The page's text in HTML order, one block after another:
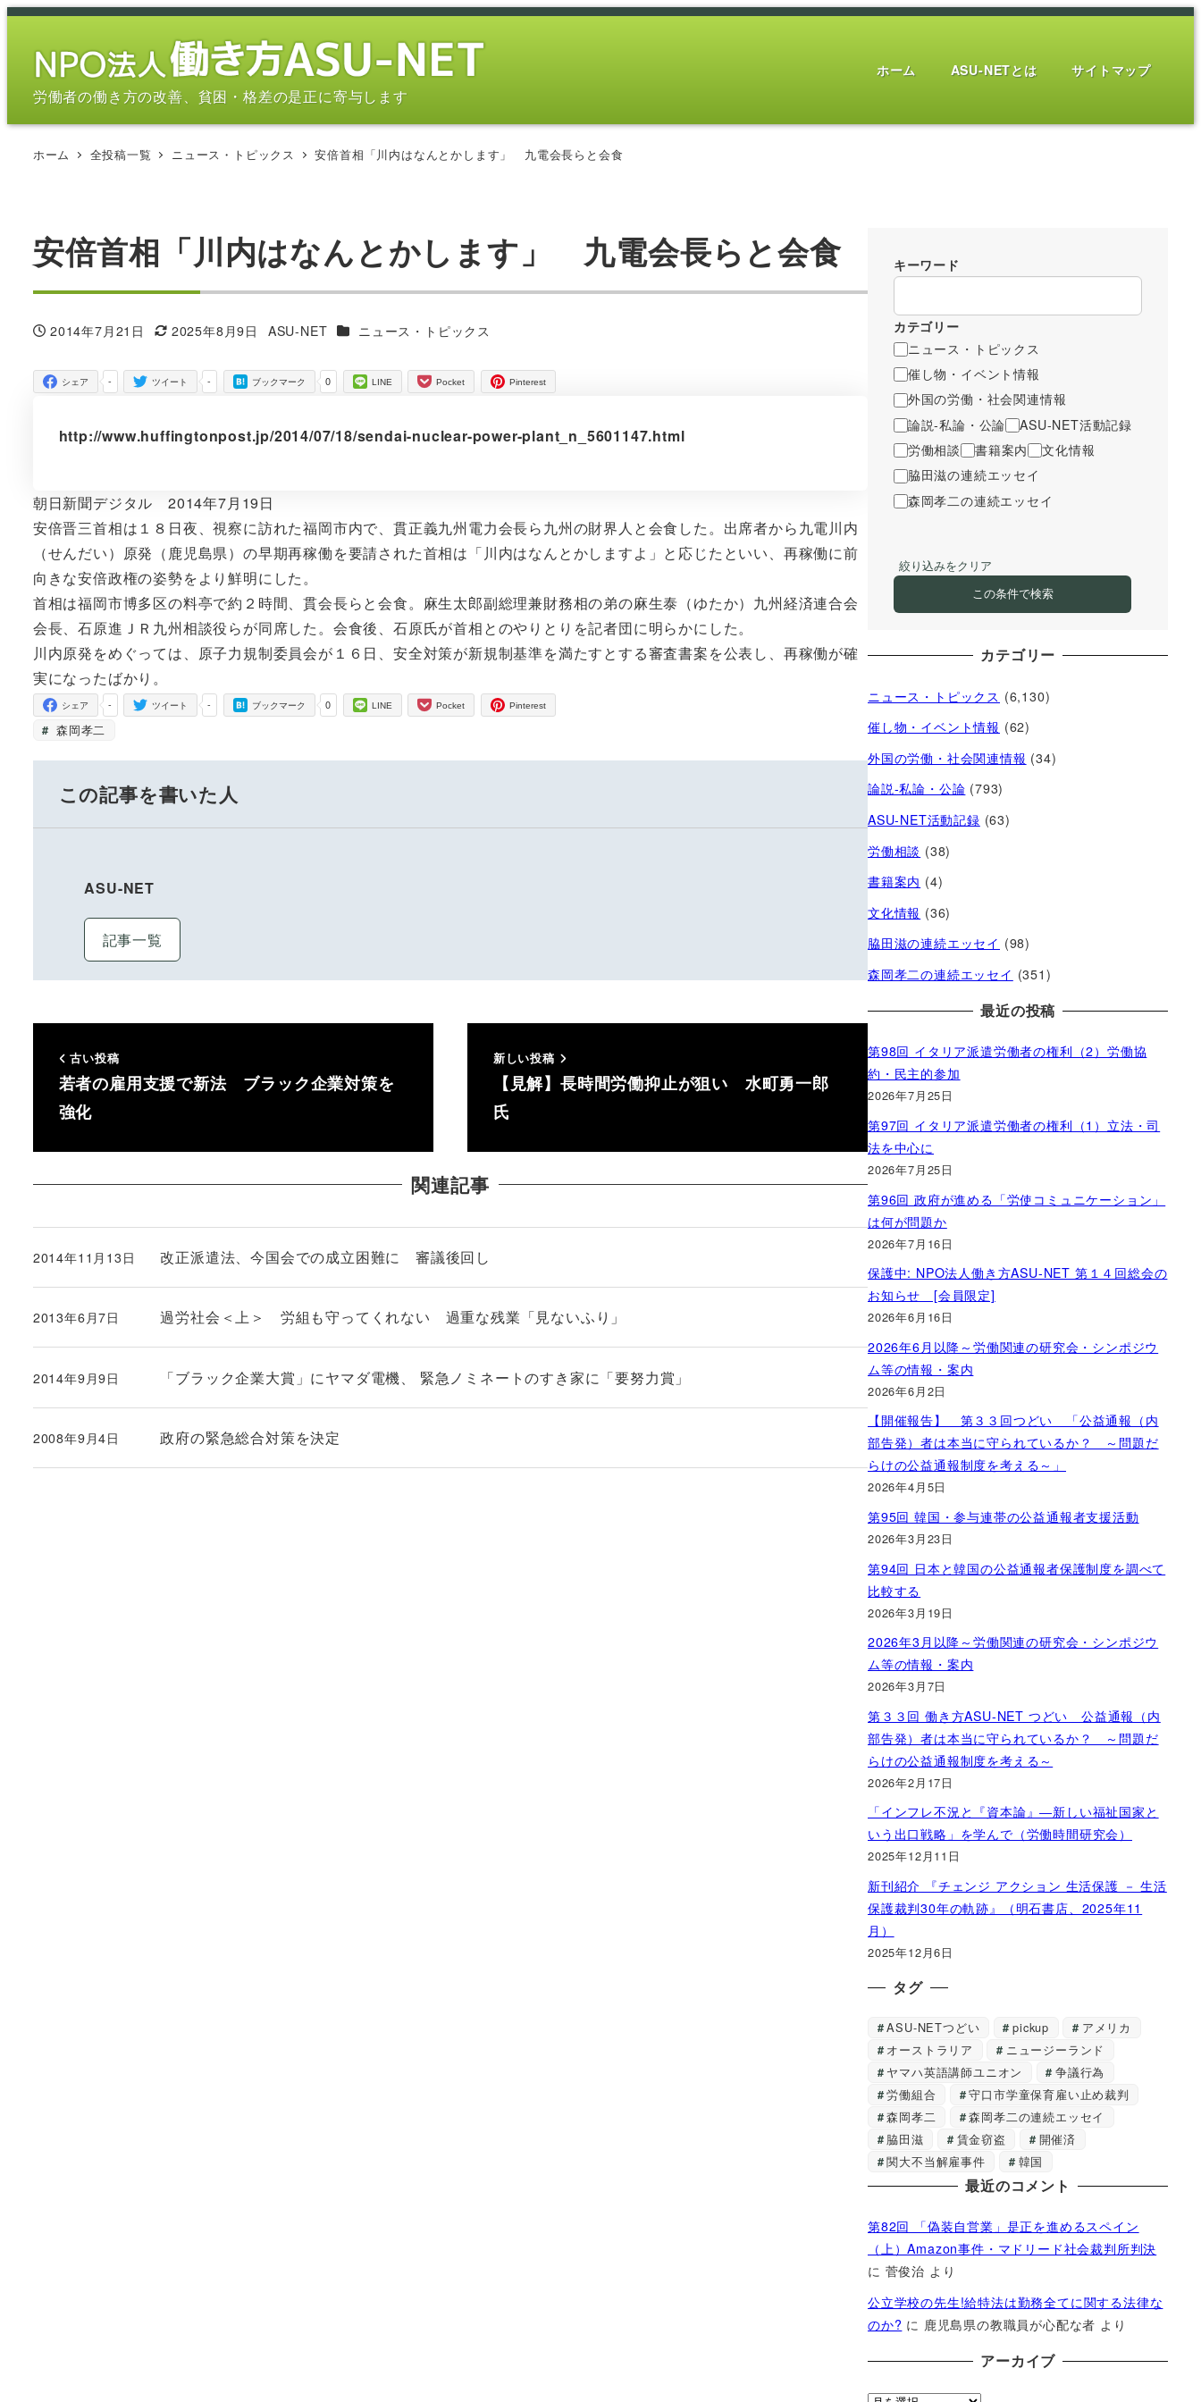
メ
労働者の働き方の改善、貧困・格差の是正に寄与します
ホーム ASU-NETとは サイトマップ
ホーム 全投稿一覧 ニュース・トピックス 安倍首相「川内はなんとかします」 九電会長らと会食
安倍首相「川内はなんとかします」 九電会長らと会食
投稿日
2014年7月21日
更新日
2025年8月9日
著
ASU-NET カテゴリー
ニュース・トピックス
-
シェア -
ツイート 0
ブックマーク LINE Pocket Pinterest
http://www.huffingtonpost.jp/2014/07/18/sendai-nuclear-power-plant_n_5601147.html
朝日新聞デジタル 2014年7月19日
安倍晋三首相は１８日夜、視察に訪れた福岡市内で、貫正義九州電力会長ら九州の財界人と会食した。出席者から九電川内
（せんだい）原発（鹿児島県）の早期再稼働を要請された首相は「川内はなんとかしますよ」と応じたといい、再稼働に前
向きな安倍政権の姿勢をより鮮明にした。
首相は福岡市博多区の料亭で約２時間、貫会長らと会食。麻生太郎副総理兼財務相の弟の麻生泰（ゆたか）九州経済連合会
会長、石原進ＪＲ九州相談役らが同席した。会食後、石原氏が首相とのやりとりを記者団に明らかにした。
川内原発をめぐっては、原子力規制委員会が１６日、安全対策が新規制基準を満たすとする審査書案を公表し、再稼働が確
実になったばかり。
-
シェア -
ツイート 0
ブックマーク LINE Pocket Pinterest
森岡孝二
この記事を書いた人
ASU-NET
記事一覧
古い投稿
若者の雇用支援で新法 ブラック企業対策を
強化
新しい投稿
【見解】長時間労働抑止が狙い 水町勇一郎
氏
関連記事
改正派遣法、今国会での成立困難に 審議後回し
投稿日
2014年11月13日
過労社会＜上＞ 労組も守ってくれない 過重な残業「見ないふり」
投稿日
2013年6月7日
「ブラック企業大賞」にヤマダ電機、 緊急ノミネートのすき家に「要努力賞」
投稿日
2014年9月9日
政府の緊急総合対策を決定
投稿日
2008年9月4日
キーワード
カテゴリー
ニュース・トピックス
催し物・イベント情報
外国の労働・社会関連情報
論説-私論・公論
ASU-NET活動記録
労働相談
書籍案内
文化情報
脇田滋の連続エッセイ
森岡孝二の連続エッセイ
絞り込みをクリア
この条件で検索
カテゴリー
ニュース・トピックス (6,130)
催し物・イベント情報 (62)
外国の労働・社会関連情報 (34)
論説-私論・公論 (793)
ASU-NET活動記録 (63)
労働相談 (38)
書籍案内 (4)
文化情報 (36)
脇田滋の連続エッセイ (98)
森岡孝二の連続エッセイ (351)
最近の投稿
第98回 イタリア派遣労働者の権利（2）労働協
約・民主的参加
2026年7月25日
第97回 イタリア派遣労働者の権利（1）立法・司
法を中心に
2026年7月25日
第96回 政府が進める「労使コミュニケーション」
は何が問題か
2026年7月16日
保護中: NPO法人働き方ASU-NET 第１４回総会の
お知らせ [会員限定]
2026年6月16日
2026年6月以降～労働関連の研究会・シンポジウ
ム等の情報・案内
2026年6月2日
【開催報告】 第３３回つどい 「公益通報（内
部告発）者は本当に守られているか？ ～問題だ
らけの公益通報制度を考える～」
2026年4月5日
第95回 韓国・参与連帯の公益通報者支援活動
2026年3月23日
第94回 日本と韓国の公益通報者保護制度を調べて
比較する
2026年3月19日
2026年3月以降～労働関連の研究会・シンポジウ
ム等の情報・案内
2026年3月7日
第３３回 働き方ASU-NET つどい 公益通報（内
部告発）者は本当に守られているか？ ～問題だ
らけの公益通報制度を考える～
2026年2月17日
「インフレ不況と『資本論』―新しい福祉国家と
いう出口戦略」を学んで（労働時間研究会）
2025年12月11日
新刊紹介 『チェンジ アクション 生活保護 － 生活
保護裁判30年の軌跡』（明石書店、2025年11
月）
2025年12月6日
タグ
ASU-NETつどい pickup
アメリカ
オーストラリア
ニュージーランド
ヤマハ英語講師ユニオン
争議行為
労働組合
守口市学童保育雇い止め裁判
森岡孝二
森岡孝二の連続エッセイ
脇田滋
賃金窃盗
開催済
関大不当解雇事件
韓国
最近のコメント
第82回 「偽装自営業」是正を進めるスペイン
（上）Amazon事件・マドリード社会裁判所判決
に 菅俊治 より
公立学校の先生!給特法は勤務全てに関する法律な
のか? に 鹿児島県の教職員が心配な者 より
アーカイブ